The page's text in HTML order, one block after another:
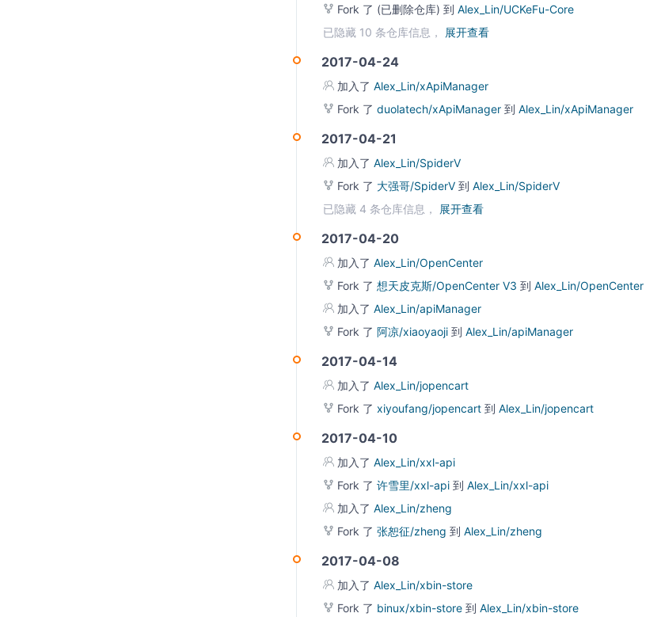
Fork 了 (已删除仓库) 到Alex_Lin/UCKeFu-Core
已隐藏 10 条仓库信息，
展开查看
2017-04-24
加入了 Alex_Lin/xApiManager
Fork 了 duolatech/xApiManager到Alex_Lin/xApiManager
2017-04-21
加入了 Alex_Lin/SpiderV
Fork 了 大强哥/SpiderV到Alex_Lin/SpiderV
已隐藏 4 条仓库信息，
展开查看
2017-04-20
加入了 Alex_Lin/OpenCenter
Fork 了 想天皮克斯/OpenCenter V3到Alex_Lin/OpenCenter
加入了 Alex_Lin/apiManager
Fork 了 阿凉/xiaoyaoji到Alex_Lin/apiManager
2017-04-14
加入了 Alex_Lin/jopencart
Fork 了 xiyoufang/jopencart到Alex_Lin/jopencart
2017-04-10
加入了 Alex_Lin/xxl-api
Fork 了 许雪里/xxl-api到Alex_Lin/xxl-api
加入了 Alex_Lin/zheng
Fork 了 张恕征/zheng到Alex_Lin/zheng
2017-04-08
加入了 Alex_Lin/xbin-store
Fork 了 binux/xbin-store到Alex_Lin/xbin-store